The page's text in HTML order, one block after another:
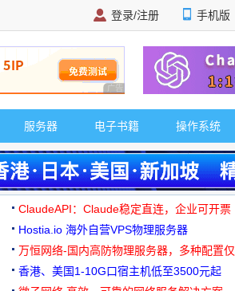
登录/注册 手机版
广告 商业广告，理性选择
服务器 电子书籍 操作系统
ClaudeAPI：Claude稳定直连，企业可开票
Hostia.io 海外自营VPS物理服务器
万恒网络-国内高防物理服务器，多种配置仅
99元/月起
香港、美国1-10G口宿主机低至3500元起